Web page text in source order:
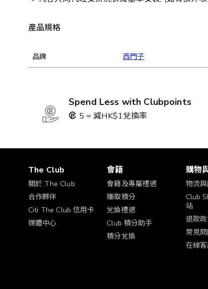
產品規格
品牌 西門子
Spend Less with Clubpoints
5 = 減HK$1兌換率
The Club
關於 The Club
合作夥伴
Citi The Club 信用卡
媒體中心
會籍
會籍及專屬禮遇
賺取積分
兌換禮遇
Club 積分助手
積分兌換
購物
物流
Club
站
退款
常見
在線